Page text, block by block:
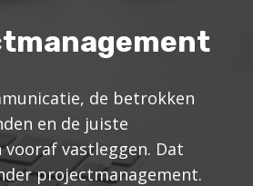
de betrokken
en de juiste
vastleggen. Dat
projectmanagement.